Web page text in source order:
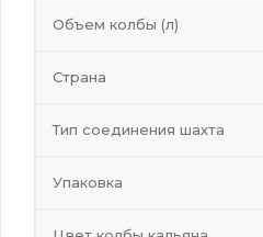
Объем колбы (л)
Страна
Тип соединения шахта
Упаковка